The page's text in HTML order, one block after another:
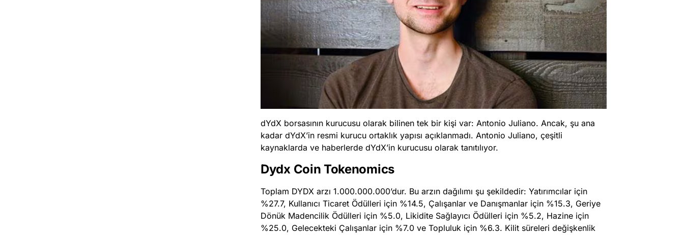
dYdX borsasının kurucusu olarak bilinen tek bir kişi var: Antonio Juliano. Ancak, şu ana
kadar dYdX’in resmi kurucu ortaklık yapısı açıklanmadı. Antonio Juliano, çeşitli
kaynaklarda ve haberlerde dYdX’in kurucusu olarak tanıtılıyor.
Dydx Coin Tokenomics
Toplam DYDX arzı 1.000.000.000’dur. Bu arzın dağılımı şu şekildedir: Yatırımcılar için
%27.7, Kullanıcı Ticaret Ödülleri için %14.5, Çalışanlar ve Danışmanlar için %15.3, Geriye
Dönük Madencilik Ödülleri için %5.0, Likidite Sağlayıcı Ödülleri için %5.2, Hazine için
%25.0, Gelecekteki Çalışanlar için %7.0 ve Topluluk için %6.3. Kilit süreleri değişkenlik